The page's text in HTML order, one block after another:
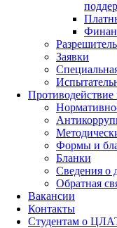
Заявки
Противодействие
Формы и
Бланки
Сведения о
Обратная
Вакансии
Контакты
Студентам о